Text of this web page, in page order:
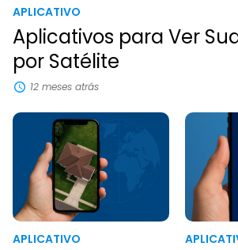
APLICATIVO
Aplicativos para Ver
por Satélite
12 meses atrás
APLICATIVO